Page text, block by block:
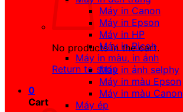
No products in the cart.
Return to shop
0
Cart
Máy in Canon
Máy in Epson
Máy in HP
Máy in Ricoh
Máy in màu, in ảnh
Máy in ảnh selphy
Máy in màu Epson
Máy in màu Canon
Máy ép